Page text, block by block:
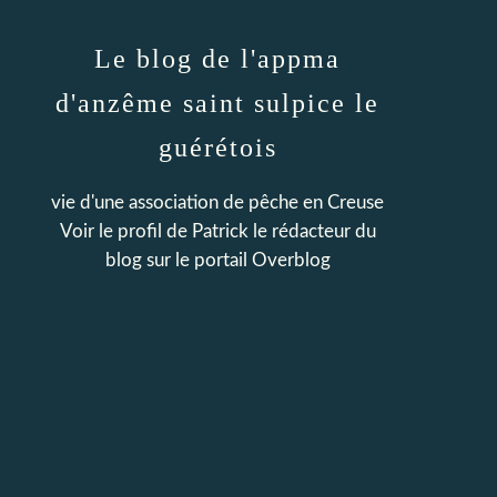
Le blog de l'appma
d'anzême saint sulpice le
guérétois
vie d'une association de pêche en Creuse
Voir le profil de Patrick le rédacteur du
blogsur le portail Overblog